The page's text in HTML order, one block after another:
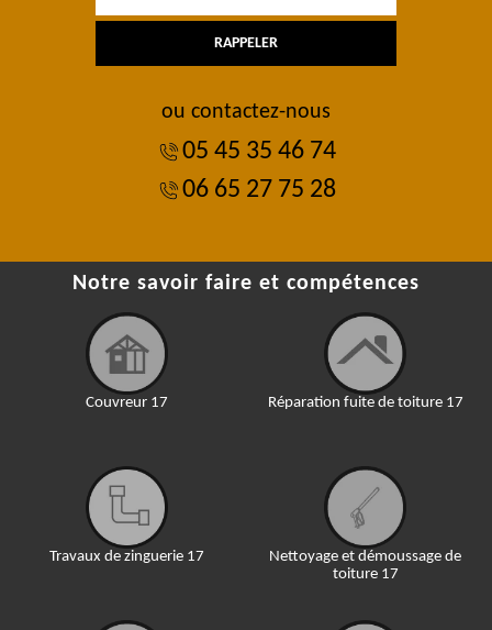
ou contactez-nous
05 45 35 46 74
06 65 27 75 28
Notre savoir faire et compétences
Couvreur 17
Travaux de zinguerie 17
Réparation fuite de toiture 17
Nettoyage et démoussage de
toiture 17